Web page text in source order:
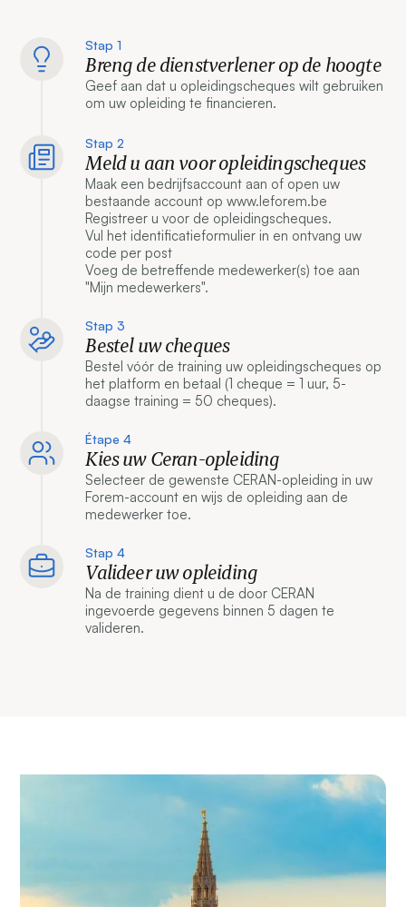
Stap 1
Breng de dienstverlener op de hoogte
Geef aan dat u opleidingscheques wilt gebruiken
om uw opleiding te financieren.
Stap 2
Meld u aan voor opleidingscheques
Maak een bedrijfsaccount aan of open uw
bestaande account op www.leforem.be
Registreer u voor de opleidingscheques.
Vul het identificatieformulier in en ontvang uw
code per post
Voeg de betreffende medewerker(s) toe aan
"Mijn medewerkers".
Stap 3
Bestel uw cheques
Bestel vóór de training uw opleidingscheques op
het platform en betaal (1 cheque = 1 uur, 5-
daagse training = 50 cheques).
Étape 4
Kies uw Ceran-opleiding
Selecteer de gewenste CERAN-opleiding in uw
Forem-account en wijs de opleiding aan de
medewerker toe.
Stap 4
Valideer uw opleiding
Na de training dient u de door CERAN
ingevoerde gegevens binnen 5 dagen te
valideren.